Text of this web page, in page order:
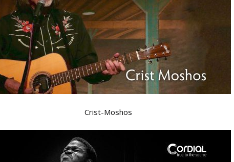
Crist-Moshos